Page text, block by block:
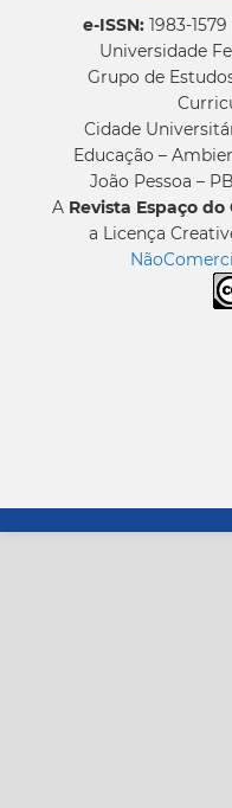
e-ISSN:1983-1579
Universidade
Grupo de
Cidade
Educação –
João Pessoa –
A Revista Espaço
a Licença